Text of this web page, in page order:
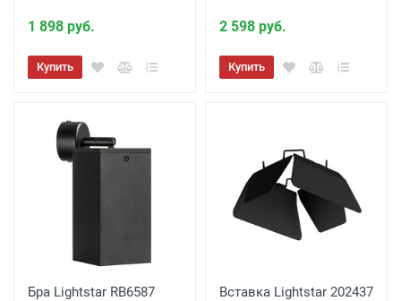
1 898 руб.
Купить
2 598 руб.
Купить
Бра Lightstar RB6587 Вставка Lightstar 202437